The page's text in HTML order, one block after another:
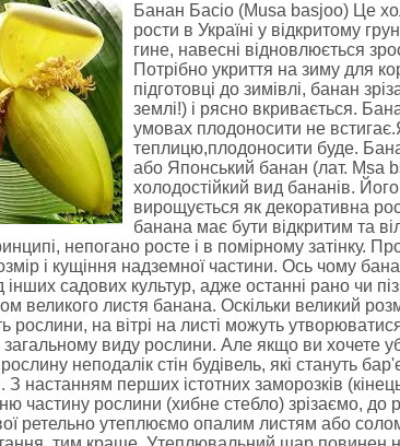
Банан Басіо (Musa basjoo) Це
рости в Україні у відкритому
гине, навесні відновлюється
Потрібно укриття на зиму для
підготовці до зимівлі, банан
землі!) і рясно вкривається.
умовах плодоносити не
теплицю,плодоносити буде.
або Японський банан (лат. Msa
холодостійкий вид бананів.
вирощується як декоративна
банана має бути відкритим та
непогано росте і в помірному затінку.
і кущіння надземної частини. Ось чому
інших садових культур, адже останні рано чи
великого листя банана. Оскільки великий
рослини, на вітрі на листі можуть
виду рослини. Але якщо ви хочете
неподалік стін будівель, які стануть
З настанням перших істотних заморозків
частину рослини (хибне стебло) зрізаємо, до
ретельно утеплюємо опалим листям або